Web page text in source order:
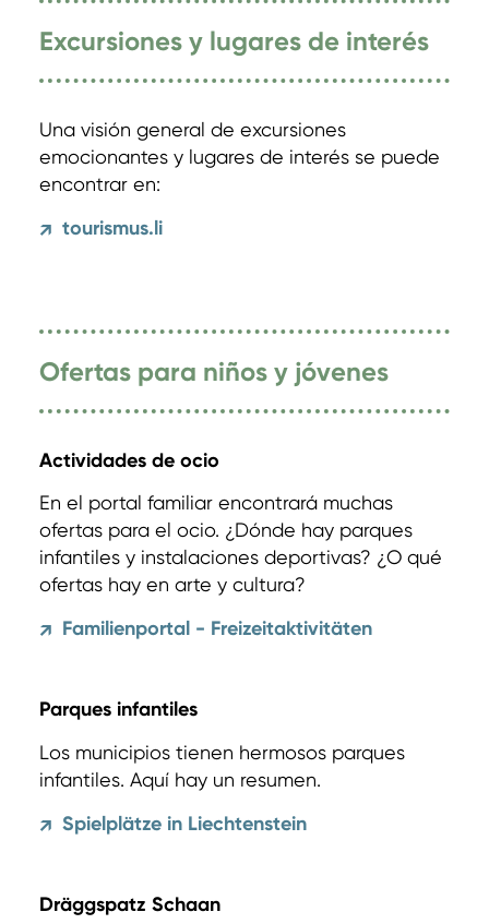
Excursiones y lugares de interés
Una visión general de excursiones
emocionantes y lugares de interés se puede
encontrar en:
↗ tourismus.li
Ofertas para niños y jóvenes
Actividades de ocio
En el portal familiar encontrará muchas
ofertas para el ocio. ¿Dónde hay parques
infantiles y instalaciones deportivas? ¿O qué
ofertas hay en arte y cultura?
↗ Familienportal - Freizeitaktivitäten
Parques infantiles
Los municipios tienen hermosos parques
infantiles. Aquí hay un resumen.
↗ Spielplätze in Liechtenstein
Dräggspatz Schaan